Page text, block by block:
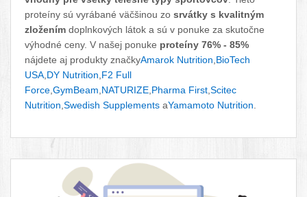
proteíny sú vyrábané väčšinou zo srvátky s kvalitným
zložením doplnkových látok a sú v ponuke za skutočne
výhodné ceny. V našej ponuke proteíny 76% - 85%
nájdete aj produkty značkyAmarok Nutrition BioTech
USA DY Nutrition F2 Full
Force GymBeam NATURIZE Pharma First Scitec
Nutrition Swedish Supplements aYamamoto Nutrition